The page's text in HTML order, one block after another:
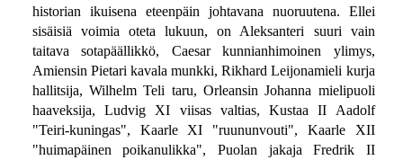
historian ikuisena eteenpäin johtavana nuoruutena. Ellei
sisäisiä voimia oteta lukuun, on Aleksanteri suuri vain
taitava sotapäällikkö, Caesar kunnianhimoinen ylimys,
Amiensin Pietari kavala munkki, Rikhard Leijonamieli kurja
hallitsija, Wilhelm Teli taru, Orleansin Johanna mielipuoli
haaveksija, Ludvig XI viisas valtias, Kustaa II Aadolf
"Teiri-kuningas", Kaarle XI "ruununvouti", Kaarle XII
"huimapäinen poikanulikka", Puolan jakaja Fredrik II